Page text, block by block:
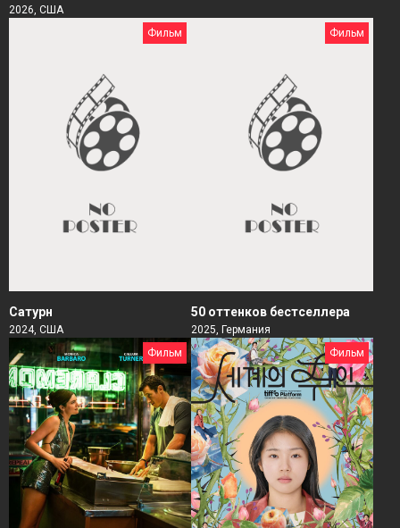
2026, США
Фильм
Сатурн
2024, США
Фильм
50 оттенков бестселлера
2025, Германия
Фильм
Фильм